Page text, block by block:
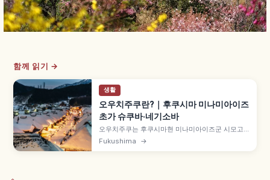
함께 읽기 →
생활
오우치주쿠란?｜후쿠시마 미나미아이즈
초가 슈쿠바·네기소바
오우치주쿠는 후쿠시마현 미나미아이즈군 시모고
마치의 초가지붕 가옥이 늘어선 옛 슈쿠바마치(역참
Fukushima →